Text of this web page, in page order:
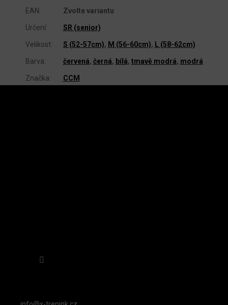
EAN: Zvolte variantu
Určení: SR (senior)
Velikost: S (52-57cm), M (56-60cm), L (58-62cm)
Barva: červená, černá, bílá, tmavě modrá, modrá
Značka: CCM
Z